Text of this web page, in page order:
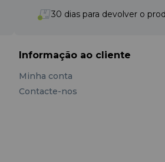
30 dias para devolver o
Informação ao cliente
Minha conta
Contacte-nos